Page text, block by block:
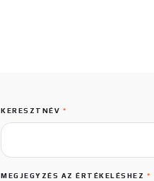
KERESZTNÉV *
MEGJEGYZÉS AZ ÉRTÉKELÉSHEZ *